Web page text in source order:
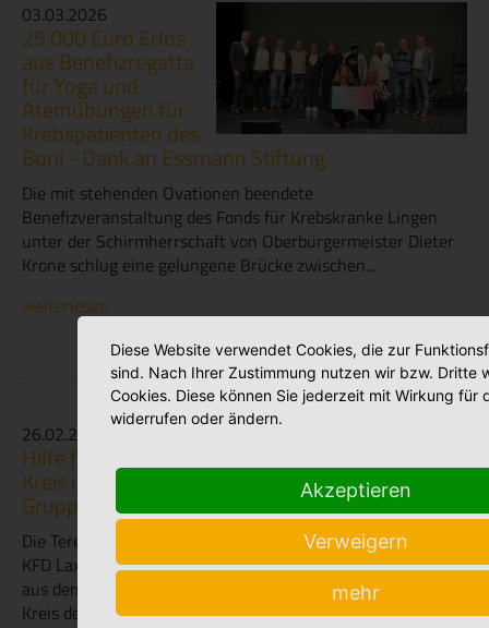
03.03.2026
25.000 Euro Erlös
aus Benefizregatta
für Yoga und
Atemübungen für
Krebspatienten des
Boni - Dank an Essmann Stiftung
Die mit stehenden Ovationen beendete
Benefizveranstaltung des Fonds für Krebskranke Lingen
unter der Schirmherrschaft von Oberbürgermeister Dieter
Krone schlug eine gelungene Brücke zwischen...
weiterlesen
26.02.2026
Hilfe für Bunten
Kreis durch KFD
Gruppe Teresa
Die Teresagruppe der
KFD Laxten in Lingen übergab den Erlös der Spielzeugbörse
aus dem letzten Jahr in Höhe von 650 € an den Bunten
Kreis der St. Bonifatius Hospitalgesellschaft...
Diese Website verwendet Cookies, die zur
sind. Nach Ihrer Zustimmung nutzen wir bzw. Dritte
Cookies. Diese können Sie jederzeit mit Wirkung für
widerrufen oder ändern.
Akzeptieren
Verweigern
mehr